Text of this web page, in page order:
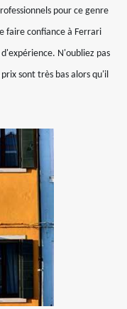
pour ce genre
faire confiance à Ferrari
N'oubliez pas
sont très bas alors qu'il